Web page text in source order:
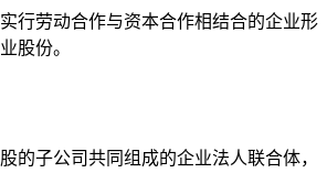
劳动合作与资本合作相结合的企业形
股份。
子公司共同组成的企业法人联合体，